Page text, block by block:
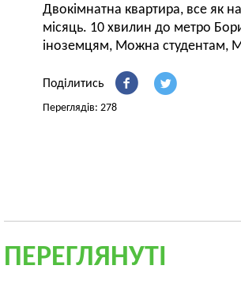
Двокімнатна квартира, все як
місяць. 10 хвилин до метро
іноземцям, Можна студентам,
Поділитись
Переглядів: 278
ПЕРЕГЛЯНУТІ